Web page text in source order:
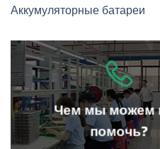
Аккумуляторные батареи
Чем мы можем
помочь?